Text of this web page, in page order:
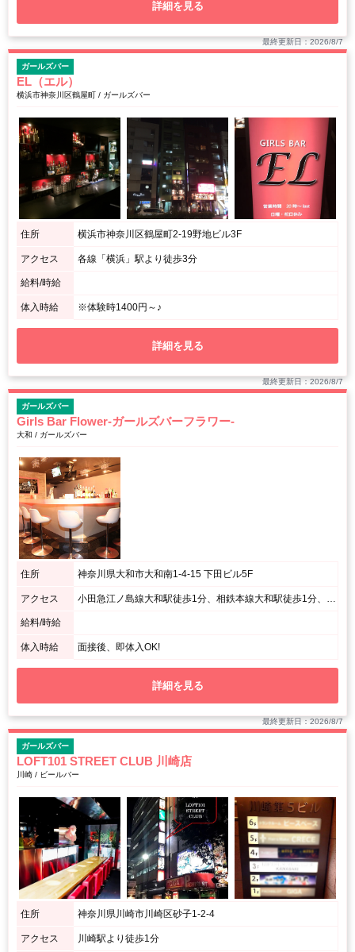
詳細を見る
最終更新日：2026/8/7
ガールズバー
EL（エル）
横浜市神奈川区鶴屋町 / ガールズバー
住所 横浜市神奈川区鶴屋町2-19野地ビル3F
アクセス 各線「横浜」駅より徒歩3分
給料/時給
体入時給 ※体験時1400円～♪
詳細を見る
最終更新日：2026/8/7
ガールズバー
Girls Bar Flower-ガールズバーフラワー-
大和 / ガールズバー
住所 神奈川県大和市大和南1-4-15 下田ビル5F
アクセス 小田急江ノ島線大和駅徒歩1分、相鉄本線大和駅徒歩1分、「大和駅」南口から徒歩1分
給料/時給
体入時給 面接後、即体入OK!
詳細を見る
最終更新日：2026/8/7
ガールズバー
LOFT101 STREET CLUB 川崎店
川崎 / ビールバー
住所 神奈川県川崎市川崎区砂子1-2-4
アクセス 川崎駅より徒歩1分